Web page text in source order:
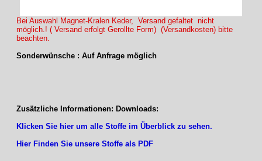
Bei Auswahl Magnet-Kralen Keder, Versand gefaltet nicht
möglich.! ( Versand erfolgt Gerollte Form) (Versandkosten) bitte
beachten.
Sonderwünsche : Auf Anfrage möglich
Zusätzliche Informationen: Downloads:
Klicken Sie hier um alle Stoffe im Überblick zu sehen.
Hier Finden Sie unsere Stoffe als PDF